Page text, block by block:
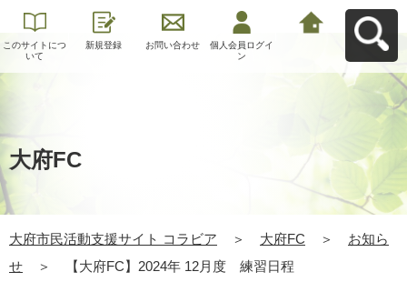
このサイトにつ
いて
新規登録 お問い合わせ
個人会員ログイ
ン
大府FC
大府市民活動支援サイト コラビア ＞ 大府FC ＞
お知ら
せ
＞ 【大府FC】2024年 12月度 練習日程